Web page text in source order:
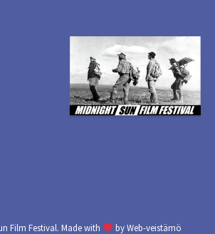
Film Festival. Made with byWeb-veistämö